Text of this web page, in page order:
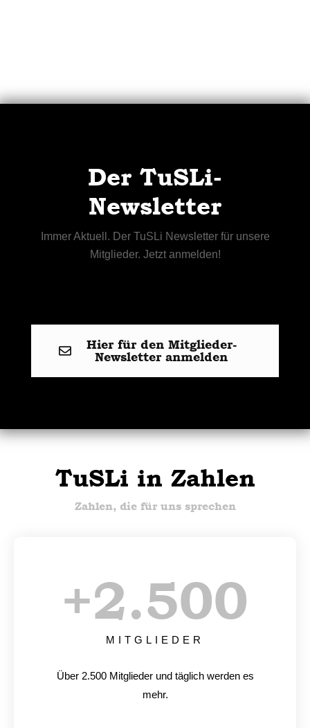
Der TuSLi-
Newsletter
Immer Aktuell. Der TuSLi Newsletter für unsere
Mitglieder. Jetzt anmelden!
Hier für den Mitglieder-
Newsletter anmelden
TuSLi in Zahlen
Zahlen, die für uns sprechen
MITGLIEDER
+2.500
Über 2.500 Mitglieder und täglich werden es
mehr.